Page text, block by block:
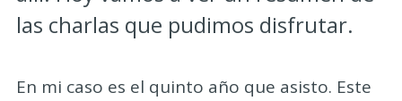
las charlas que pudimos disfrutar.
En mi caso es el quinto año que asisto. Este